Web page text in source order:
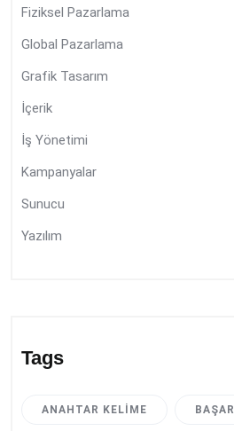
Fiziksel Pazarlama
Global Pazarlama
Grafik Tasarım
İçerik
İş Yönetimi
Kampanyalar
Sunucu
Yazılım
Tags
ANAHTAR KELIME BAŞARI